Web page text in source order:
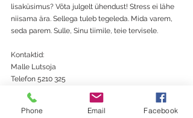
lisaküsimus? Võta julgelt ühendust! Stress ei lähe
niisama ära. Sellega tuleb tegeleda. Mida varem,
seda parem. Sulle, Sinu tiimile, teie tervisele.
Kontaktid:
Malle Lutsoja
Telefon 5210 325
e-post:
malle.lutsoja@gmail.com
Phone Email Facebook